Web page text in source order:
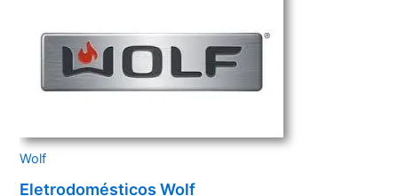
Wolf
Eletrodomésticos Wolf